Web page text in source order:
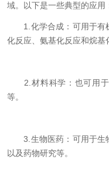
域。以下是一些典型的应用
1.化学合成：可用于有
化反应、氨基化反应和烷基
2.材料科学：也可用于
等。
3.生物医药：可用于生
以及药物研究等。